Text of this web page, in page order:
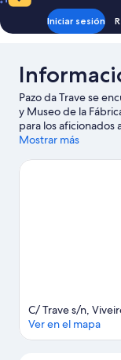
Iniciar sesión
Pazo da Trave se
y Museo de la
para los aficionados
puedes acercarte a
todas las
Mostrar más
C/ Trave s/n,
Ver en el mapa